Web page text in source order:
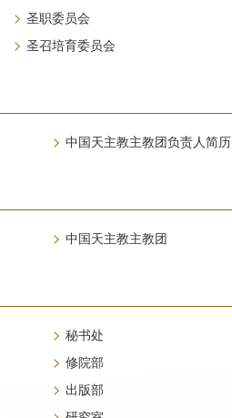
> 圣职委员会
> 圣召培育委员会
> 中国天主教主教团负责人简历
> 中国天主教主教团
> 秘书处
> 修院部
> 出版部